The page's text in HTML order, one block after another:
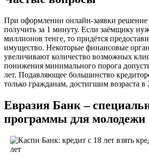
При оформлении онлайн-заявки
получить за 1 минуту. Если заёмщику
миллионов тенге, то придётся
имущество. Некоторые финансовые
увеличивают количество возможных
понижения минимального порога
лет. Подавляющее большинство
только гражданам, достигшим возраста в
Евразия Банк –
программы для молодежи